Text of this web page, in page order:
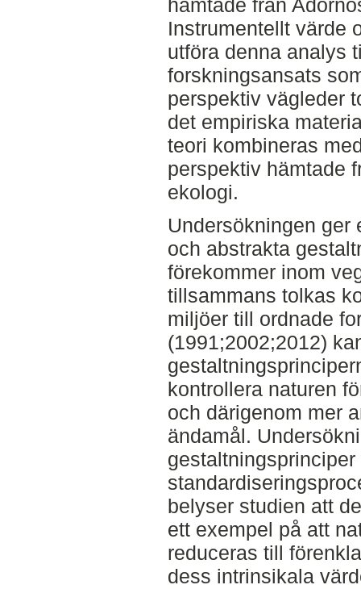
Instrumentellt värde
utföra denna analys
forskningsansats
perspektiv vägleder
det empiriska
teori kombineras
perspektiv hämtade
ekologi.
Undersökningen ger
och abstrakta
förekommer inom
tillsammans tolkas
miljöer till ordnade
(1991;2002;2012)
kontrollera naturen
och därigenom mer
ändamål.
belyser studien att
ett exempel på att
reduceras till
dess intrinsikala